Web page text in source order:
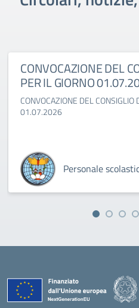
CONVOCAZIONE DEL
PER IL GIORNO
CONVOCAZIONE DEL CONSIGLIO
01.07.2026
Personale